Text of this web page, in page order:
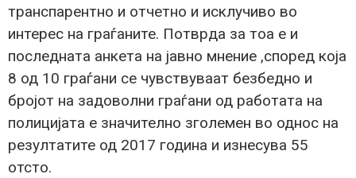
транспарентно и отчетно и исклучиво во
интерес на граѓаните. Потврда за тоа е и
последната анкета на јавно мнение ,според која
8 од 10 граѓани се чувствуваат безбедно и
бројот на задоволни граѓани од работата на
полицијата е значително зголемен во однос на
резултатите од 2017 година и изнесува 55
отсто.